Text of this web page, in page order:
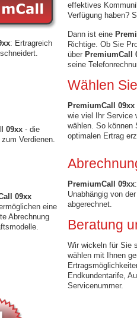
: Ertragreich
09xx - die
Verdienen.
09xx
eine
Abrechnung
effektives
Verfügung haben?
Dann ist eine
Richtige. Ob Sie
über PremiumCall
seine
Wählen
PremiumCall 09xx
wie viel Ihr Service
wählen. So können
optimalen Ertrag
PremiumCall 09xx
Unabhängig von
abgerechnet.
Beratung
Wir wickeln für Sie
wählen mit Ihnen
Endkundentarife,
Servicenummer.